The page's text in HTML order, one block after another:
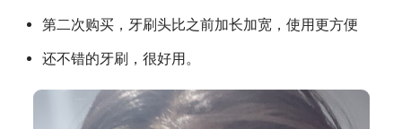
第二次购买，牙刷头比之前加长加宽，使用更方便
还不错的牙刷，很好用。